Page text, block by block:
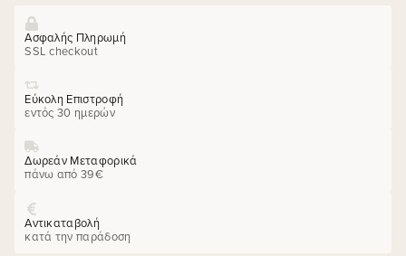
Ασφαλής Πληρωμή
SSL checkout
Εύκολη Επιστροφή
εντός 30 ημερών
Δωρεάν Μεταφορικά
πάνω από 39€
Αντικαταβολή
κατά την παράδοση